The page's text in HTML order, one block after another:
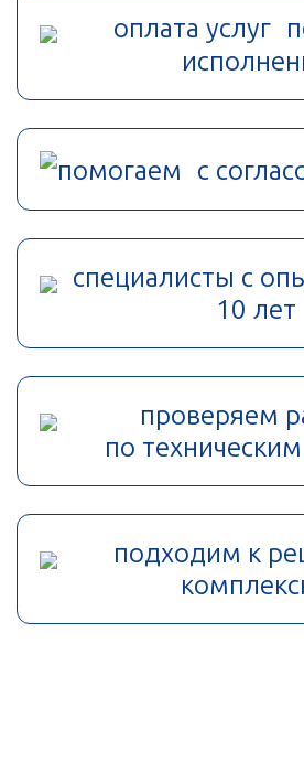
оплата услуг
помогаем с
специалисты с
10 лет
проверяем
по
подходим к